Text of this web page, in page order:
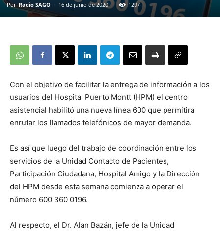
Por Radio SAGO - 16 de junio de 2020 1297
Con el objetivo de facilitar la entrega de información a los
usuarios del Hospital Puerto Montt (HPM) el centro
asistencial habilitó una nueva línea 600 que permitirá
enrutar los llamados telefónicos de mayor demanda.
Es así que luego del trabajo de coordinación entre los
servicios de la Unidad Contacto de Pacientes,
Participación Ciudadana, Hospital Amigo y la Dirección
del HPM desde esta semana comienza a operar el
número 600 360 0196.
Al respecto, el Dr. Alan Bazán, jefe de la Unidad